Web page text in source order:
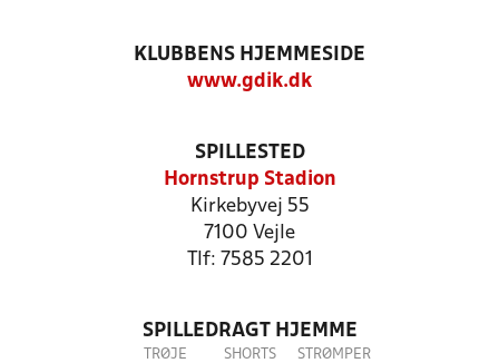
KLUBBENS HJEMMESIDE
www.gdik.dk
SPILLESTED
Hornstrup Stadion
Kirkebyvej 55
7100 Vejle
Tlf: 7585 2201
SPILLEDRAGT HJEMME
TRØJE SHORTS STRØMPER